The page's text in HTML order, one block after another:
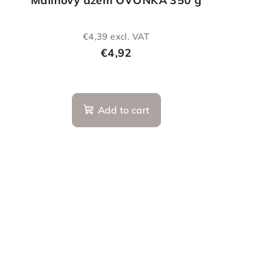
€4,39 excl. VAT
€4,92
Add to cart